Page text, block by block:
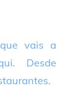
vais a
Desde